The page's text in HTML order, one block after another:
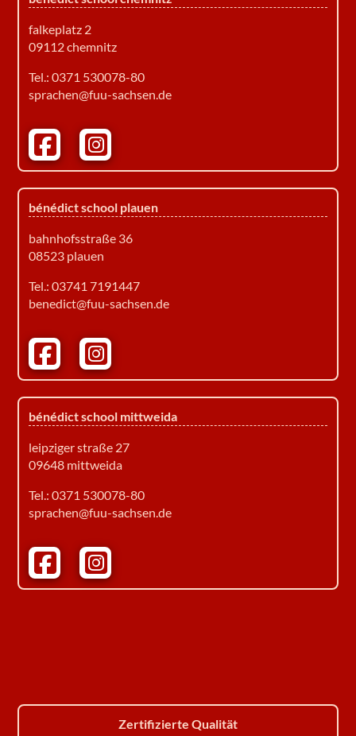
falkeplatz 2
09112 chemnitz
Tel.:0371 530078-80
sprachen@fuu-sachsen.de
Facebook Bénédict School Zwickau
bénédict school plauen
bahnhofsstraße 36
08523 plauen
Tel.: 03741 7191447
benedict@fuu-sachsen.de
Facebook Bénédict School Zwickau
bénédict school mittweida
leipziger straße 27
09648 mittweida
Tel.: 0371 530078-80
sprachen@fuu-sachsen.de
Facebook Bénédict School Zwickau
Zertifizierte Qualität